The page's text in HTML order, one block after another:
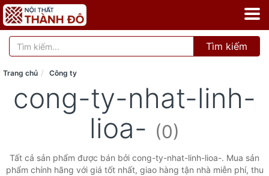
Tìm kiếm
Trang chủ Công ty
cong-ty-nhat-linh-
lioa- (0)
Tất cả sản phẩm được bán bởi cong-ty-nhat-linh-lioa-. Mua sản
phẩm chính hãng với giá tốt nhất, giao hàng tận nhà miễn phí, thu